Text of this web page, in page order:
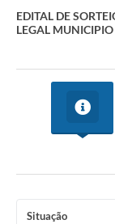
EDITAL DE
LEGAL
Situação